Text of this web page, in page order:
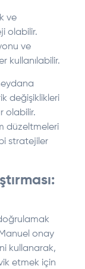
ve
olabilir.
ve
kullanılabilir.
değişiklikleri
olabilir.
düzeltmeleri
stratejiler
onay
kullanarak,
etmek için